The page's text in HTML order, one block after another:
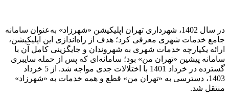
در سال 1402، شهرداری تهران اپلیکیشن «شهرزاد» به‌عنوان سامانه
جامع خدمات شهری معرفی کرد؛ هدف از راه‌اندازی این اپلیکیشن،
ارائه یکپارچه خدمات شهری به شهروندان و جایگزینی کامل آن با
سامانه پیشین «تهران من» بود؛ سامانه‌ای که پس از حمله سایبری
گسترده در خرداد 1401 با اختلالات جدی مواجه شد. از 5 خرداد
1403، دسترسی به «تهران من» قطع و همه خدمات به «شهرزاد»
منتقل شد.